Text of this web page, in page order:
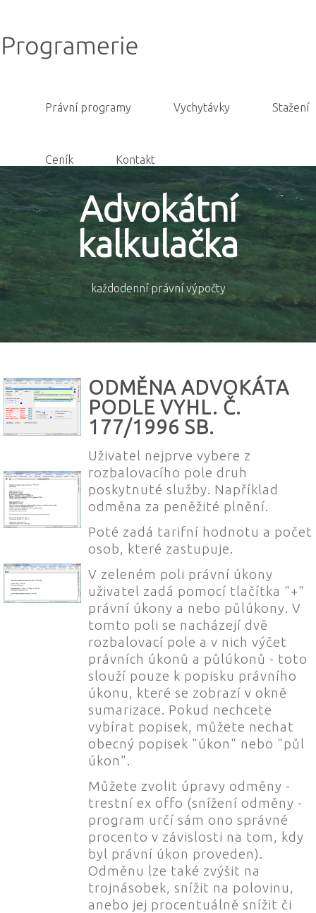
Právní programy Vychytávky Stažení
Ceník Kontakt
Advokátní
kalkulačka
každodenní právní výpočty
ODMĚNA ADVOKÁTA
PODLE VYHL. Č.
177/1996 SB.
Uživatel nejprve vybere z
rozbalovacího pole druh
poskytnuté služby. Například
odměna za peněžité plnění.
Poté zadá tarifní hodnotu a počet
osob, které zastupuje.
V zeleném poli právní úkony
uživatel zadá pomocí tlačítka "+"
právní úkony a nebo půlúkony. V
tomto poli se nacházejí dvě
rozbalovací pole a v nich výčet
právních úkonů a půlúkonů - toto
slouží pouze k popisku právního
úkonu, které se zobrazí v okně
sumarizace. Pokud nechcete
vybírat popisek, můžete nechat
obecný popisek "úkon" nebo "půl
úkon".
Můžete zvolit úpravy odměny -
trestní ex offo (snížení odměny -
program určí sám ono správné
procento v závislosti na tom, kdy
byl právní úkon proveden).
Odměnu lze také zvýšit na
trojnásobek, snížit na polovinu,
anebo jej procentuálně snížit či